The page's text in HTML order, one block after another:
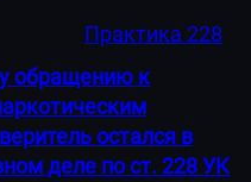
Практика 228
обращению к
остался в
деле по ст. 228 УК